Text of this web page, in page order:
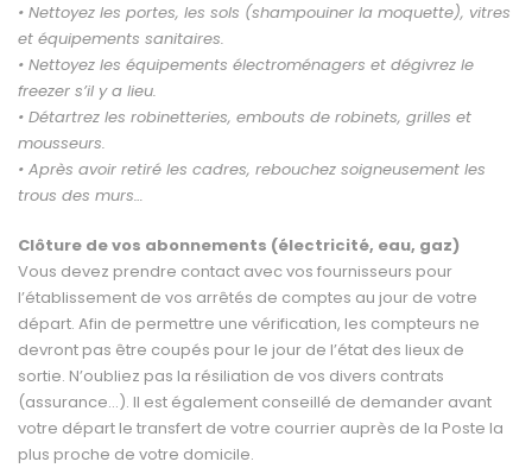
• Nettoyez les portes, les sols (shampouiner la moquette), vitres
et équipements sanitaires.
• Nettoyez les équipements électroménagers et dégivrez le
freezer s’il y a lieu.
• Détartrez les robinetteries, embouts de robinets, grilles et
mousseurs.
• Après avoir retiré les cadres, rebouchez soigneusement les
trous des murs…
Clôture de vos abonnements (électricité, eau, gaz)
Vous devez prendre contact avec vos fournisseurs pour
l’établissement de vos arrêtés de comptes au jour de votre
départ. Afin de permettre une vérification, les compteurs ne
devront pas être coupés pour le jour de l’état des lieux de
sortie. N’oubliez pas la résiliation de vos divers contrats
(assurance…). Il est également conseillé de demander avant
votre départ le transfert de votre courrier auprès de la Poste la
plus proche de votre domicile.